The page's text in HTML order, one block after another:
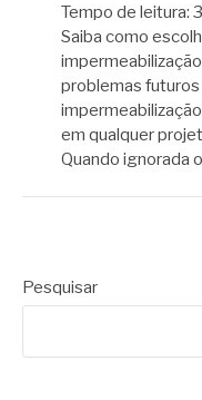
Tempo de leitura: 3
Saiba como
problemas
em qualquer
Quando ignorada
Pesquisar